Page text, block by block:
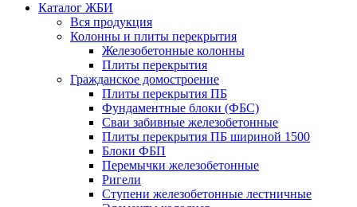
Каталог ЖБИ
Вся продукция
Колонны и плиты перекрытия
Железобетонные колонны
Плиты перекрытия
Гражданское домостроение
Плиты перекрытия ПБ
Фундаментные блоки (ФБС)
Сваи забивные железобетонные
Плиты перекрытия ПБ шириной 1500
Блоки ФБП
Перемычки железобетонные
Ригели
Ступени железобетонные лестничные